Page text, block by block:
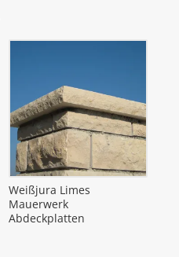
Weißjura Limes
Mauerwerk
Abdeckplatten